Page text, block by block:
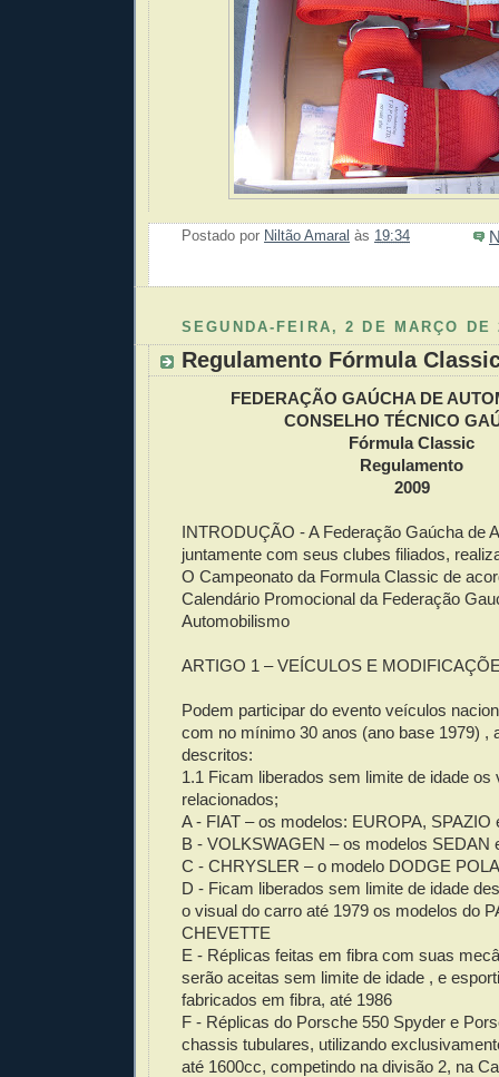
Postado por Niltão Amaral às 19:34
SEGUNDA-FEIRA, 2 DE MARÇO DE
Regulamento Fórmula
FEDERAÇÃO GAÚCHA DE
CONSELHO TÉCNICO
Fórmula Classic
Regulamento
2009
INTRODUÇÃO - A Federação Gaúcha de
juntamente com seus clubes filiados,
O Campeonato da Formula Classic de
Calendário Promocional da Federação
Automobilismo
ARTIGO 1 – VEÍCULOS E
Podem participar do evento veículos
com no mínimo 30 anos (ano base 1979) ,
descritos:
1.1 Ficam liberados sem limite de idade os
relacionados;
A - FIAT – os modelos: EUROPA, SPAZIO
B - VOLKSWAGEN – os modelos SEDAN
C - CHRYSLER – o modelo DODGE
D - Ficam liberados sem limite de idade
o visual do carro até 1979 os modelos do
CHEVETTE
E - Réplicas feitas em fibra com suas
serão aceitas sem limite de idade , e
fabricados em fibra, até 1986
F - Réplicas do Porsche 550 Spyder e
chassis tubulares, utilizando
até 1600cc, competindo na divisão 2, na